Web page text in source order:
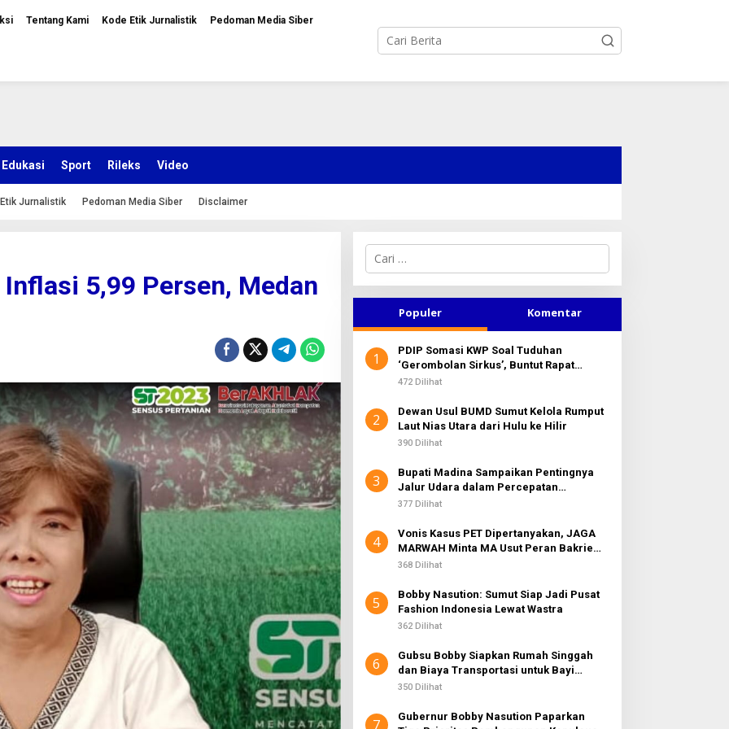
Tentang Kami Kode Etik Jurnalistik Pedoman Media Siber
Edukasi Sport Rileks Video
Etik Jurnalistik Pedoman Media Siber Disclaimer
5,99 Persen, Medan
C
i
n
u
k
Populer Komentar
1
PDIP Somasi KWP Soal Tuduhan
‘Gerombolan Sirkus’, Buntut Rapat
Komisi II Dipimpin Sufmi Dasco Ahmad
472 Dilihat
2
Dewan Usul BUMD Sumut Kelola Rumput
Laut Nias Utara dari Hulu ke Hilir
390 Dilihat
3
Bupati Madina Sampaikan Pentingnya
Jalur Udara dalam Percepatan
Pembangunan
377 Dilihat
4
Vonis Kasus PET Dipertanyakan, JAGA
MARWAH Minta MA Usut Peran Bakrie
Group
368 Dilihat
5
Bobby Nasution: Sumut Siap Jadi Pusat
Fashion Indonesia Lewat Wastra
362 Dilihat
6
Gubsu Bobby Siapkan Rumah Singgah
dan Biaya Transportasi untuk Bayi
Penderita Suspek Leukemia Asal Nias
350 Dilihat
7
Gubernur Bobby Nasution Paparkan